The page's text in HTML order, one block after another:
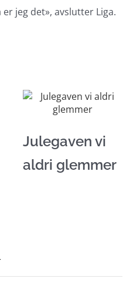
er jeg det», avslutter Liga.
Julegaven vi
aldri glemmer